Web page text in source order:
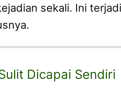
sekali. Ini
Dicapai Sendiri